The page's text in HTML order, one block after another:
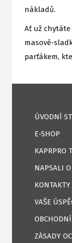
nákladů.
Ať už
masově-
parťákem,
ÚVODNÍ
E-SHOP
KAPRPRO
NAPSALI
KONTAKTY
VAŠE
ZÁSADY